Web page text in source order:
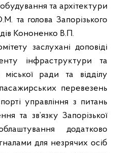
та архітектури
та голова Запорізького
Кононенко В.П.
заслухані доповіді
інфраструктури та
міської ради та відділу
перевезень
управління з питань
та зв’язку Запорізької
додатково
для незрячих осіб